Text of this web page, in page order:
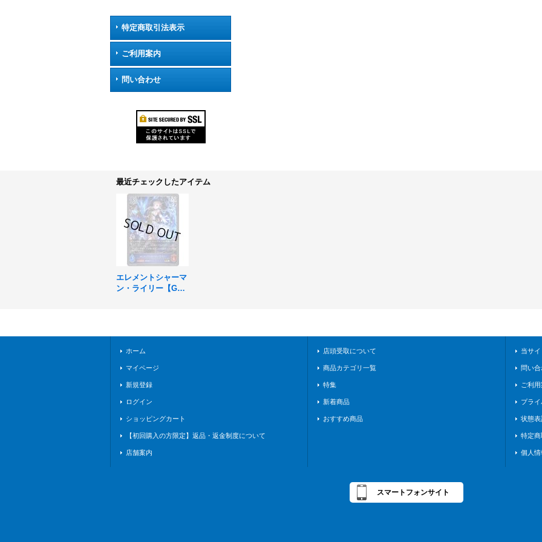
特定商取引法表示
ご利用案内
問い合わせ
最近チェックしたアイテム
エレメントシャーマ
ン・ライリー【G
ホーム
マイページ
新規登録
ログイン
ショッピングカート
【初回購入の方限定】返品・返金制度について
店舗案内
店頭受取について
商品カテゴリ一覧
特集
新着商品
おすすめ商品
当サ
問い合
ご利
プラ
状態表
特定
個人
スマートフォンサイト